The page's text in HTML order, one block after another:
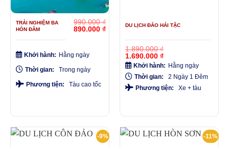
TRẢI NGHIỆM BA
HÒN ĐẦM
990.000₫
Giá
890.000₫Giá
890.000 ₫.
Khởi hành: Hằng ngày
Thời gian: Trong ngày
Phương tiện: Tàu cao tốc
DU LỊCH ĐẢO HẢI TẶC
1.890.000₫
Giá
gốc
là:
1.890.000 ₫.
1.690.000 ₫Giá
hiện
tại
là:
1.690.000 ₫.
Khởi hành: Hằng ngày
Thời gian:
2 Ngày 1 Đêm
Phương tiện:
Xe + tàu
-9% -11%